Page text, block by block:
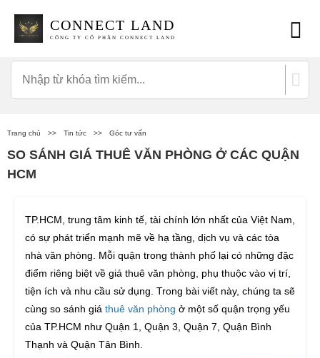
CONNECT LAND
CÔNG TY CỔ PHẦN CONNECT LAND
Trang chủ >> Tin tức >> Góc tư vấn
SO SÁNH GIÁ THUÊ VĂN PHÒNG Ở CÁC QUẬN
HCM
TP.HCM, trung tâm kinh tế, tài chính lớn nhất của Việt Nam,
có sự phát triển mạnh mẽ về hạ tầng, dịch vụ và các tòa
nhà văn phòng. Mỗi quận trong thành phố lại có những đặc
điểm riêng biệt về giá thuê văn phòng, phụ thuộc vào vị trí,
tiện ích và nhu cầu sử dụng. Trong bài viết này, chúng ta sẽ
cùng so sánh giá thuê văn phòng ở một số quận trọng yếu
của TP.HCM như Quận 1, Quận 3, Quận 7, Quận Bình
Thạnh và Quận Tân Bình.